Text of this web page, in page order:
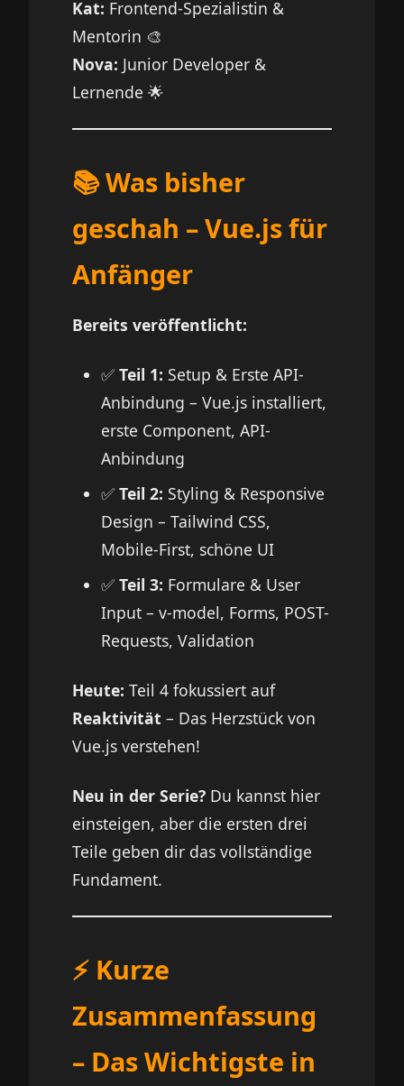
Kat: Frontend-Spezialistin &
Mentorin 🎨
Nova: Junior Developer &
Lernende 🌟
📚 Was bisher
geschah – Vue.js für
Anfänger
Bereits veröffentlicht:
✅ Teil 1: Setup & Erste API-
Anbindung – Vue.js installiert,
erste Component, API-
Anbindung
✅ Teil 2: Styling & Responsive
Design – Tailwind CSS,
Mobile-First, schöne UI
✅ Teil 3: Formulare & User
Input – v-model, Forms, POST-
Requests, Validation
Heute: Teil 4 fokussiert auf
Reaktivität – Das Herzstück von
Vue.js verstehen!
Neu in der Serie? Du kannst hier
einsteigen, aber die ersten drei
Teile geben dir das vollständige
Fundament.
⚡ Kurze
Zusammenfassung
– Das Wichtigste in